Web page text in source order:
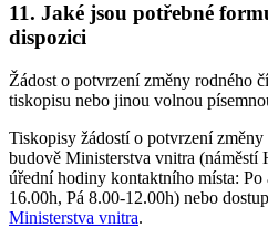
11. Jaké jsou potřebné
dispozici
Žádost o potvrzení změny rodného
tiskopisu nebo jinou volnou
Tiskopisy žádostí o potvrzení
budově Ministerstva vnitra (náměstí
úřední hodiny kontaktního místa:
16.00h, Pá 8.00-12.00h) nebo
Ministerstva vnitra.